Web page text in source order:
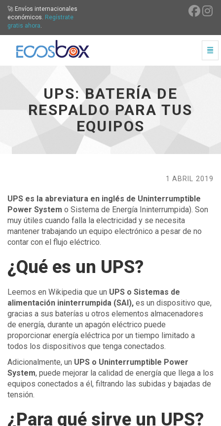
🚀 Envíos internacionales
económicos. Regístrate
gratis ahora.
UPS: batería de respaldo para tus equipos - ir a inicio
UPS: BATERÍA DE
RESPALDO PARA TUS
EQUIPOS
1 ABRIL 2019
UPS es la abreviatura en inglés de Uninterrumptible
Power System o Sistema de Energía Ininterrumpida). Son
muy útiles cuando falla la electricidad y se necesita
mantener trabajando un equipo electrónico a pesar de no
contar con el flujo eléctrico.
¿Qué es un UPS?
Leemos en Wikipedia que un UPS o Sistemas de
alimentación ininterrumpida (SAI), es un dispositivo que,
gracias a sus baterías u otros elementos almacenadores
de energía, durante un apagón eléctrico puede
proporcionar energía eléctrica por un tiempo limitado a
todos los dispositivos que tenga conectados.
Adicionalmente, un UPS o Uninterrumptible Power
System, puede mejorar la calidad de energía que llega a los
equipos conectados a él, filtrando las subidas y bajadas de
tensión.
¿Para qué sirve un UPS?